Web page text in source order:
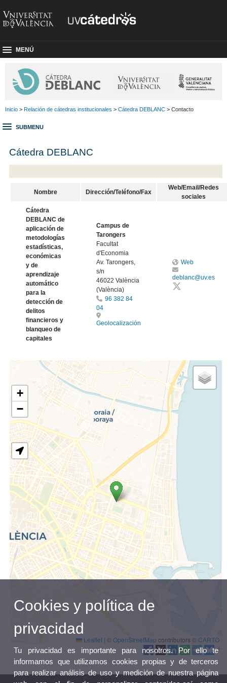
MENÚ
Inicio > Relación de cátedras institucionales > Cátedra DEBLANC > Contacto
SUBMENU
Cátedra DEBLANC
Nombre Dirección/Teléfono/Fax
Web/Email/Redes
sociales
Cátedra
DEBLANC de
aplicación de
metodologías
estadísticas,
económicas
y de
aprendizaje
automático
para la
detección de
delitos
financieros y
blanqueo de
capitales
Campus de
Tarongers
Facultat
d'Economia
Av. Tarongers,
s/n
46022 València
(València)
96 382 84
04
Geolocalización
Web
deblanc@uv.es
+
−
Leaflet | ©OpenStreetMap contributors © CARTO
Cookies y política de
privacidad
Tu privacidad es importante para nosotros. Por ello te
informamos que utilizamos cookies propias y de terceros
para realizar análisis de uso y medición de nuestra página